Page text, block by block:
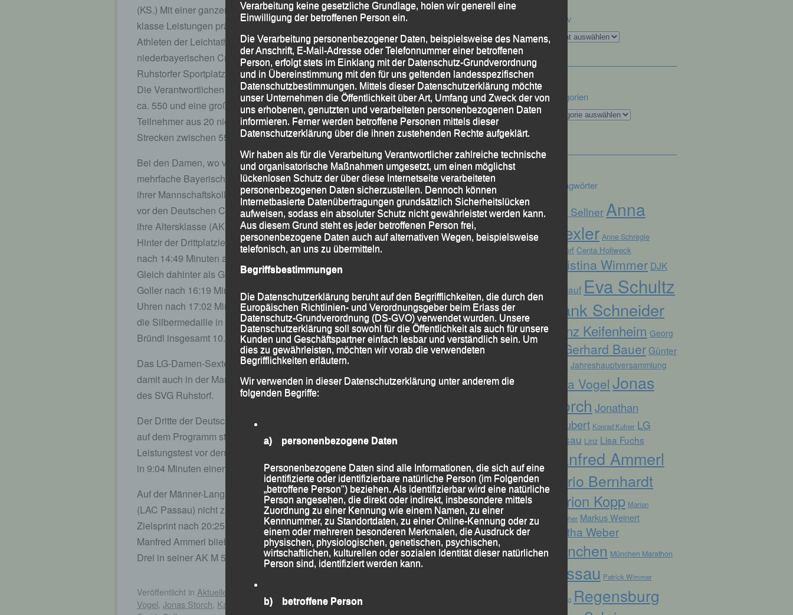
(KS.) Mit einer ganzen Anzahl von Titeln, insgesamt 13 Medaillen und durchwegs
klasse Leistungen präsentierten sich die von Felix Wagner betreuten Athletinnen und
Athleten der Leichtathletik Gemeinschaft (LG) Passau bei den diesjährigen
niederbayerischen Cross-Meisterschaften, die von der SVG Ruhstorf auf dem
Ruhstorfer Sportplatz ausgerichtet wurden.
Die Verantwortlichen hatten auf dem flachen Wiesengelände eine kleine Runde mit
ca. 550 und eine große Runde mit etwa 1.000 m austrassiert, auf denen die über 110
Teilnehmer aus 20 niederbayerischen Vereinen bei herbstlichen Temperaturen
Strecken zwischen 550 und 6000 m zu bewältigen hatten.
Bei den Damen, wo vier Runden bzw. 4000 m zu absolvieren waren, holte sich die
mehrfache Bayerische Meisterin Eva Schultz in 13:36 Minuten den Gesamtsieg vor
ihrer Mannschaftskollegin Jana Vogel, die mit ihrem Start nochmals einen Härtetest
vor den Deutschen Cross-Meisterschaften absolvierte, 14:39 Minuten lief und damit
ihre Altersklasse (AK) W 30 gewann.
Hinter der Drittplatzierten Christina Fischer (LG Region Landshut kam Martha Weber
nach 14:49 Minuten als Vierte der Gesamtwertung und Zweite ihrer AK W 35 ins Ziel.
Gleich dahinter als Gesamtfünfte und Zweite der Frauen-Hauptklasse lief Sarah
Goller nach 16:19 Minuten über die Ziellinie. Für Christina Wimmer blieben die
Uhren nach 17:02 Minuten stehen, was für sie Rang acht im Gesamtklassement und
die Silbermedaille in ihrer AK W 30 bedeutete. Mit 17:20 Minuten wurde Kathrin
Bründl insgesamt 10. und war schnellste 40jährige.
Das LG-Damen-Sextett Schultz, Vogel, Weber, Goller, Wimmer und Bründl holte
damit auch in der Mannschaftswertung einen Doppelsieg; Platz Drei ging an das Trio
des SVG Ruhstorf.
Der Dritte der Deutschen U18-Jugendmeisterschaften Jonas Storch, für den 3000 m
auf dem Programm standen und diese Bezirksmeisterschaften ebenfalls als letzten
Leistungstest vor den Deutschen Cross-Titelkämpfen im saarländischen Perl sah, lief
in 9:04 Minuten einen ungefährdeten Sieg „nach Hause“.
Auf der Männer-Langstrecke über 6000 m bzw. sechs Runden, wo Jonathan Adler
(LAC Passau) nicht zu schlagen war, erkämpfte sich Markus Siegerstetter im
Zielsprint nach 20:25 die Vizemeisterschaft und den Sieg in seiner AK M 35. Für
Manfred Ammerl blieben die Uhren nach 24:56 Minuten stehen, was für ihn Platz
Drei in seiner AK M 55 bedeutete.
Veröffentlicht in Aktuelles
Vogel Jonas Storch Kathrin Bründl, Manfred Ammerl,Markus Siegerstetter
Archiv
Archiv
Kategorien
Kategorien
Schlagwörter
Alex Sellner Anna
Drexler Anne Schregle
Arnstorf Centa Hollweck
Christina Wimmer DJK
Domlauf Eva Schultz
Frank Schneider
Franz Keifenheim Georg
Gerhard Bauer Günter
Jahreshauptversammlung
Jana Vogel Jonas
Storch Jonathan
Schubert Konrad Kufner LG
Passau Linz Lisa Fuchs
Manfred Ammerl
Mario Bernhardt
Marion Kopp Marion
Krautloher Markus Weinert
Martha Weber
München München Marathon
Passau Patrick Wimmer
Pocking Regensburg
Verarbeitung keine gesetzliche Grundlage, holen wir generell eine
Einwilligung der betroffenen Person ein.
Die Verarbeitung personenbezogener Daten, beispielsweise des Namens,
der Anschrift, E-Mail-Adresse oder Telefonnummer einer betroffenen
Person, erfolgt stets im Einklang mit der Datenschutz-Grundverordnung
und in Übereinstimmung mit den für uns geltenden landesspezifischen
Datenschutzbestimmungen. Mittels dieser Datenschutzerklärung möchte
unser Unternehmen die Öffentlichkeit über Art, Umfang und Zweck der von
uns erhobenen, genutzten und verarbeiteten personenbezogenen Daten
informieren. Ferner werden betroffene Personen mittels dieser
Datenschutzerklärung über die ihnen zustehenden Rechte aufgeklärt.
Wir haben als für die Verarbeitung Verantwortlicher zahlreiche technische
und organisatorische Maßnahmen umgesetzt, um einen möglichst
lückenlosen Schutz der über diese Internetseite verarbeiteten
personenbezogenen Daten sicherzustellen. Dennoch können
Internetbasierte Datenübertragungen grundsätzlich Sicherheitslücken
aufweisen, sodass ein absoluter Schutz nicht gewährleistet werden kann.
Aus diesem Grund steht es jeder betroffenen Person frei,
personenbezogene Daten auch auf alternativen Wegen, beispielsweise
telefonisch, an uns zu übermitteln.
Begriffsbestimmungen
Die Datenschutzerklärung beruht auf den Begrifflichkeiten, die durch den
Europäischen Richtlinien- und Verordnungsgeber beim Erlass der
Datenschutz-Grundverordnung (DS-GVO) verwendet wurden. Unsere
Datenschutzerklärung soll sowohl für die Öffentlichkeit als auch für unsere
Kunden und Geschäftspartner einfach lesbar und verständlich sein. Um
dies zu gewährleisten, möchten wir vorab die verwendeten
Begrifflichkeiten erläutern.
Wir verwenden in dieser Datenschutzerklärung unter anderem die
folgenden Begriffe:
a) personenbezogene Daten
Personenbezogene Daten sind alle Informationen, die sich auf eine
identifizierte oder identifizierbare natürliche Person (im Folgenden
„betroffene Person") beziehen. Als identifizierbar wird eine natürliche
Person angesehen, die direkt oder indirekt, insbesondere mittels
Zuordnung zu einer Kennung wie einem Namen, zu einer
Kennnummer, zu Standortdaten, zu einer Online-Kennung oder zu
einem oder mehreren besonderen Merkmalen, die Ausdruck der
physischen, physiologischen, genetischen, psychischen,
wirtschaftlichen, kulturellen oder sozialen Identität dieser natürlichen
Person sind, identifiziert werden kann.
b) betroffene Person